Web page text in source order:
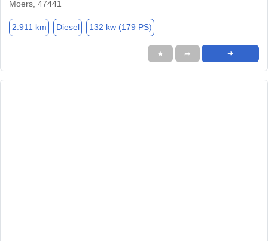
Moers, 47441
2.911 km Diesel 132 kw (179 PS)
★ ➦ ➜